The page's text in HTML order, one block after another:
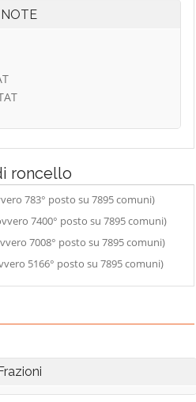
NOTE
roncello
783° posto su 7895 comuni)
7400° posto su 7895 comuni)
7008° posto su 7895 comuni)
5166° posto su 7895 comuni)